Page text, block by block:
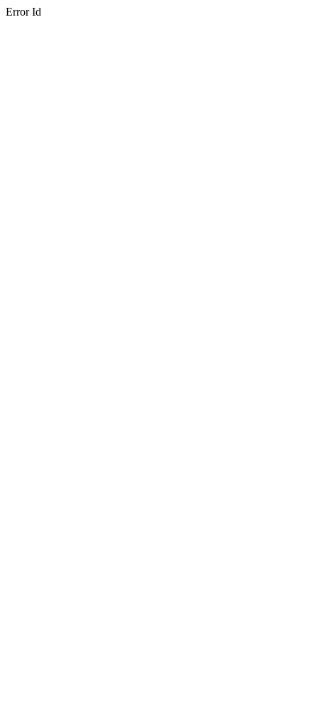
Error Id